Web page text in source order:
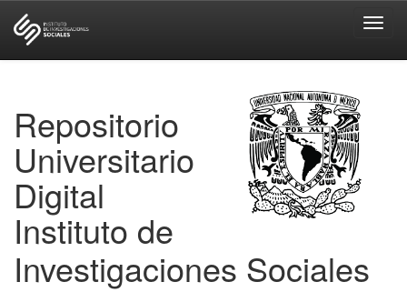
Repositorio
Universitario
Digital
Instituto de
Investigaciones Sociales